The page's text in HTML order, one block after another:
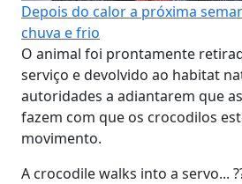
Depois do calor a próxima
chuva e frio
O animal foi prontamente
serviço e devolvido ao habitat
autoridades a adiantarem que
fazem com que os crocodilos
movimento.
A crocodile walks into a servo...